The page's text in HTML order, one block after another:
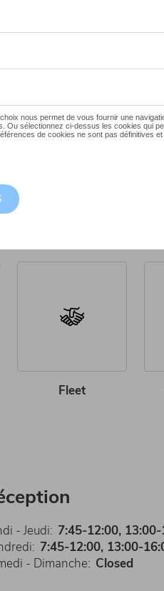
Fleet
- Jeudi: 7:45-12:00,
7:45-12:00, 13:00-
- Dimanche: Closed